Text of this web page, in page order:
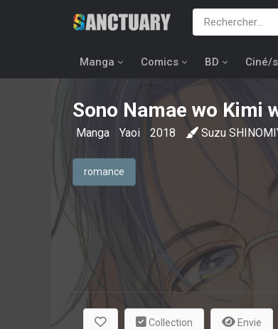
Manga Comics BD Ciné/
Sono Namae wo Kimi
Manga Yaoi 2018 Suzu
romance
Collection Envie